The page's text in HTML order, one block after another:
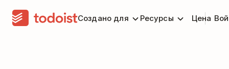
Создано для Ресурсы Цена